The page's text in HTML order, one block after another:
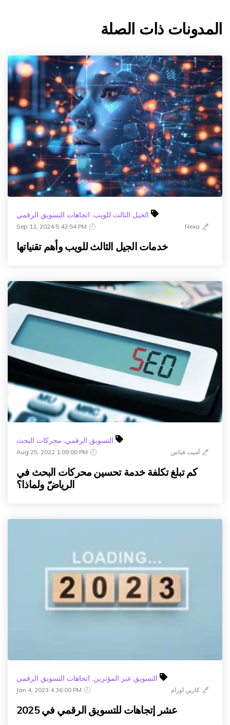
المدونات ذات الصلة
الجيل الثالث للويب, اتجاهات التسويق الرقمي
Nexa
Sep 11, 2024 5:42:54 PM
خدمات الجيل الثالث للويب وأهم تقنياتها
التسويق الرقمي, محركات البحث
أميت فياس Aug 25, 2022 1:09:00 PM
كم تبلغ تكلفة خدمة تحسين محركات البحث في
الرياضّ ولماذا؟
التسويق عبر المؤثرين, اتجاهات التسويق الرقمي
كارين اورام Jan 4, 2023 4:36:00 PM
عشر إتجاهات للتسويق الرقمي في 2025